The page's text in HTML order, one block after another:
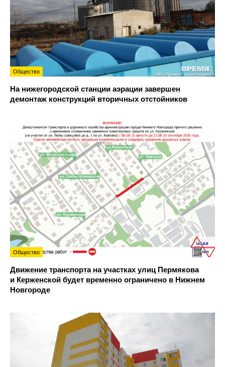
Общество
На нижегородской станции аэрации завершен
демонтаж конструкций вторичных отстойников
Общество
Движение транспорта на участках улиц Пермякова
и Керженской будет временно ограничено в Нижнем
Новгороде